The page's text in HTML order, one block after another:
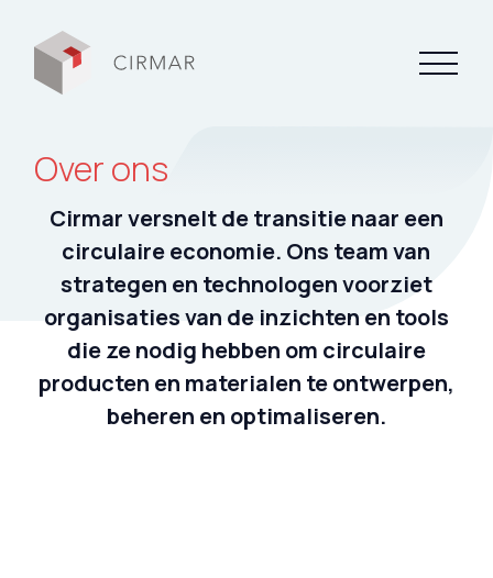
Tech tools
Circular Stories
FAQ
Contact
Over ons
Cirmar versnelt de transitie naar een
circulaire economie. Ons team van
strategen en technologen voorziet
organisaties van de inzichten en tools
die ze nodig hebben om circulaire
producten en materialen te ontwerpen,
beheren en optimaliseren.